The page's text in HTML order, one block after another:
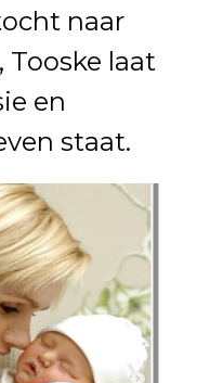
naar
laat
en
staat.